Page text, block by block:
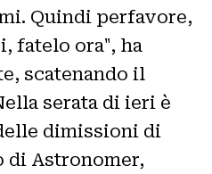
Quindi perfavore,
fatelo ora", ha
scatenando il
serata di ieri è
dimissioni di
di Astronomer,